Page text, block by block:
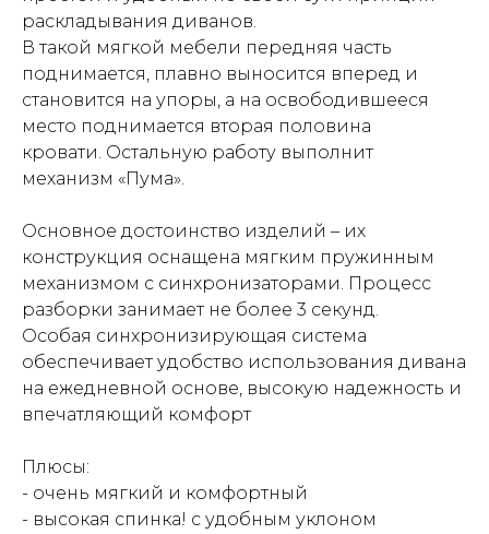
раскладывания диванов.
В такой мягкой мебели передняя часть
поднимается, плавно выносится вперед и
становится на упоры, а на освободившееся
место поднимается вторая половина
кровати. Остальную работу выполнит
механизм «Пума».
Основное достоинство изделий – их
конструкция оснащена мягким пружинным
механизмом с синхронизаторами. Процесс
разборки занимает не более 3 секунд.
Особая синхронизирующая система
обеспечивает удобство использования дивана
на ежедневной основе, высокую надежность и
впечатляющий комфорт
Плюсы:
- очень мягкий и комфортный
- высокая спинка! с удобным уклоном